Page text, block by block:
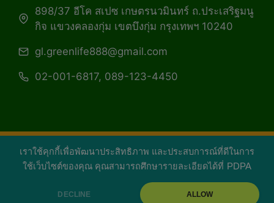
เราใช้คุกกี้เพื่อพัฒนาประสิทธิภาพ และประสบการณ์ที่ดีในการ
ใช้เว็บไซต์ของคุณ คุณสามารถศึกษารายละเอียดได้ที่ PDPA
DECLINE ALLOW
898/37 อีโค สเปซ เกษตรนวมินทร์ ถ.ประเสริฐมนู
กิจ แขวงคลองกุ่ม เขตบึงกุ่ม กรุงเทพฯ 10240
gl.greenlife888@gmail.com
02-001-6817, 089-123-4450
Copyright 2026 — Green Life Plus mag | กรีน
ไลฟ์พลัส หนังสือมีชีวิต